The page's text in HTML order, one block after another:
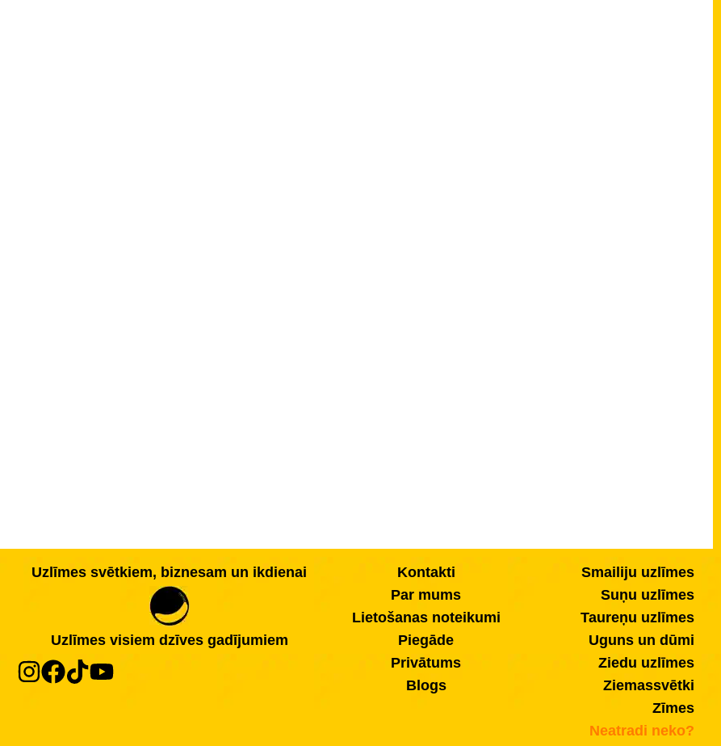
Uzlīmes svētkiem, biznesam un ikdienai
Uzlīmes visiem dzīves gadījumiem
Kontakti
Par mums
Lietošanas noteikumi
Piegāde
Privātums
Blogs
Smailiju uzlīmes
Suņu uzlīmes
Taureņu uzlīmes
Uguns un dūmi
Ziedu uzlīmes
Ziemassvētki
Zīmes
Neatradi neko?